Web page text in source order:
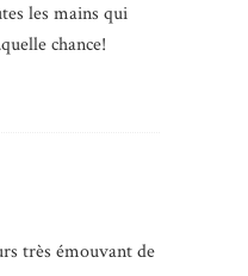
les mains qui
chance!
très émouvant de